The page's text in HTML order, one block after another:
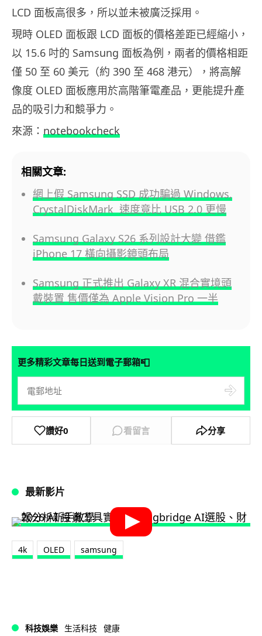
LCD 面板高很多，所以並未被廣泛採用。
現時 OLED 面板跟 LCD 面板的價格差距已經縮小，
以 15.6 吋的 Samsung 面板為例，兩者的價格相距
僅 50 至 60 美元（約 390 至 468 港元），將高解
像度 OLED 面板應用於高階筆電產品，更能提升產
品的吸引力和競爭力。
來源： notebookcheck
相關文章:
網上假 Samsung SSD 成功騙過 Windows,
CrystalDiskMark 速度竟比 USB 2.0 更慢
Samsung Galaxy S26 系列設計大變 借鑑
iPhone 17 橫向攝影鏡頭布局
Samsung 正式推出 Galaxy XR 混合實境頭
戴裝置 售價僅為 Apple Vision Pro 一半
更多精彩文章每日送到電子郵箱📮
讚好0 看留言 分享
最新影片
4k OLED samsung
科技娛樂 生活科技 健康